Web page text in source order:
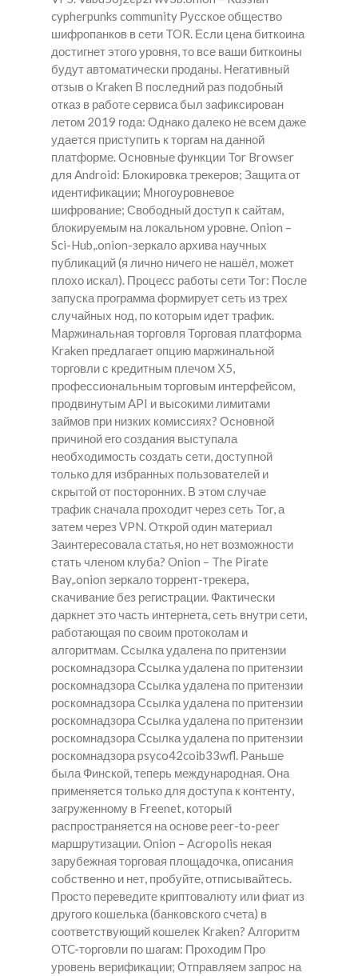
cypherpunks community Русское общество
шифропанков в сети TOR. Если цена биткоина
достигнет этого уровня, то все ваши биткоины
будут автоматически проданы. Негативный
отзыв о Kraken В последний раз подобный
отказ в работе сервиса был зафиксирован
летом 2019 года: Однако далеко не всем даже
удается приступить к торгам на данной
платформе. Основные функции Tor Browser
для Android: Блокировка трекеров; Защита от
идентификации; Многоуровневое
шифрование; Свободный доступ к сайтам,
блокируемым на локальном уровне. Onion –
Sci-Hub,.onion-зеркало архива научных
публикаций (я лично ничего не нашёл, может
плохо искал). Процесс работы сети Tor: После
запуска программа формирует сеть из трех
случайных нод, по которым идет трафик.
Маржинальная торговля Торговая платформа
Kraken предлагает опцию маржинальной
торговли с кредитным плечом Х5,
профессиональным торговым интерфейсом,
продвинутым API и высокими лимитами
займов при низких комиссиях? Основной
причиной его создания выступала
необходимость создать сети, доступной
только для избранных пользователей и
скрытой от посторонних. В этом случае
трафик сначала проходит через сеть Tor, а
затем через VPN. Открой один материал
Заинтересовала статья, но нет возможности
стать членом клуба? Onion – The Pirate
Bay,.onion зеркало торрент-трекера,
скачивание без регистрации. Фактически
даркнет это часть интернета, сеть внутри сети,
работающая по своим протоколам и
алгоритмам. Ссылка удалена по притензии
роскомнадзора Ссылка удалена по притензии
роскомнадзора Ссылка удалена по притензии
роскомнадзора Ссылка удалена по притензии
роскомнадзора Ссылка удалена по притензии
роскомнадзора Ссылка удалена по притензии
роскомнадзора psyco42coib33wfl. Раньше
была Финской, теперь международная. Она
применяется только для доступа к контенту,
загруженному в Freenet, который
распространяется на основе peer-to-peer
маршрутизации. Onion – Acropolis некая
зарубежная торговая площадочка, описания
собственно и нет, пробуйте, отписывайтесь.
Просто переведите криптовалюту или фиат из
другого кошелька (банковского счета) в
соответствующий кошелек Kraken? Алгоритм
OTC-торговли по шагам: Проходим Про
уровень верификации; Отправляем запрос на